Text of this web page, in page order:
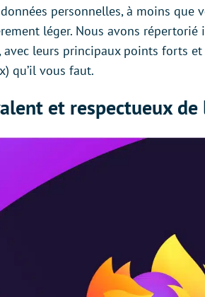
personnelles, à moins que
léger. Nous avons répertorié
leurs principaux points forts
qu’il vous faut.
et respectueux